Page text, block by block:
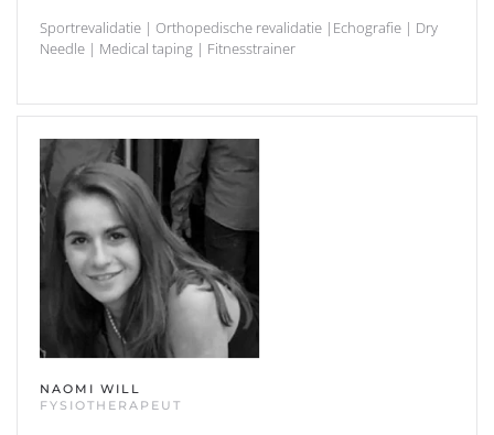
Sportrevalidatie | Orthopedische revalidatie |Echografie | Dry
Needle | Medical taping | Fitnesstrainer
NAOMI WILL
FYSIOTHERAPEUT